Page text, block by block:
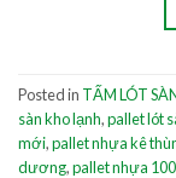
Posted in TẤM LÓT
sàn kho lạnh,pallet lót
mới,pallet nhựa kê
dương,pallet nhựa